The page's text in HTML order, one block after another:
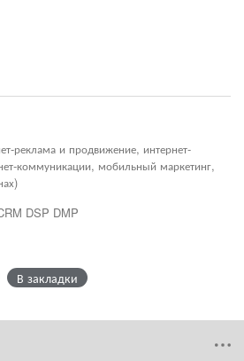
реклама и продвижение, интернет-
коммуникации, мобильный маркетинг,
DSP DMP
В закладки